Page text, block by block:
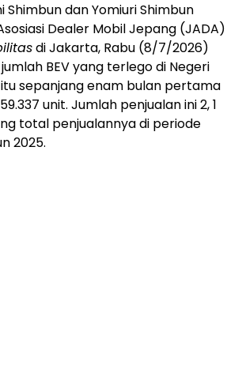
Shimbun dan Yomiuri Shimbun
Dealer Mobil Jepang (JADA)
di Jakarta, Rabu (8/7/2026)
BEV yang terlego di Negeri
sepanjang enam bulan pertama
unit. Jumlah penjualan ini 2, 1
total penjualannya di periode
2025.